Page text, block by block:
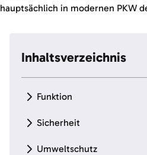
hauptsächlich in modernen PKW
Inhaltsverzeichnis
Funktion
Sicherheit
Umweltschutz